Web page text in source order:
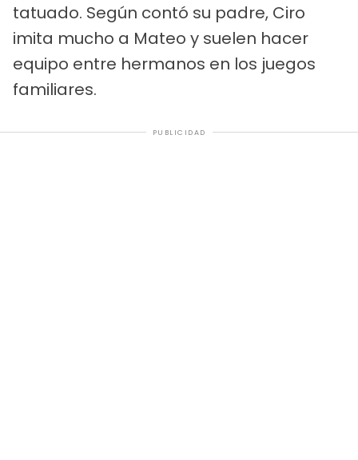
tatuado. Según contó su padre, Ciro
imita mucho a Mateo y suelen hacer
equipo entre hermanos en los juegos
familiares.
PUBLICIDAD